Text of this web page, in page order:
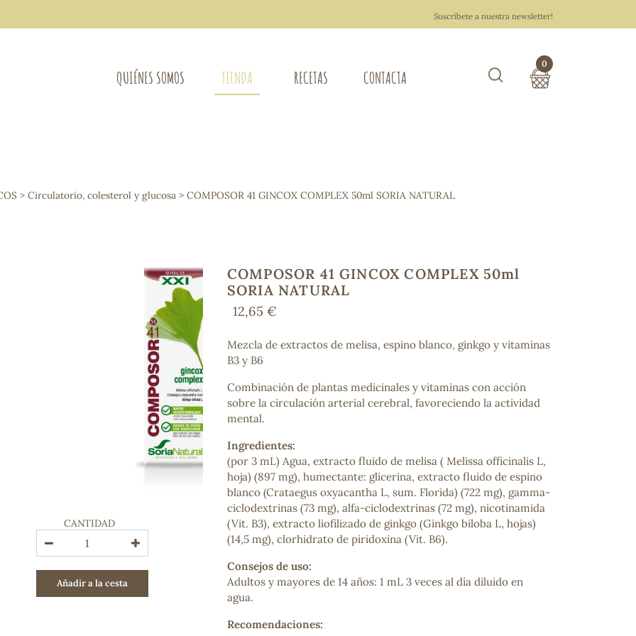
Suscríbete a nuestra newsletter!
QUIÉNES SOMOS TIENDA
Osteo-articular
Mujer
Bienestar emocional
Circulatorio, colesterol y glucosa
COSMÉTICA E HIGIENE PERSONAL
Cremas, lociones y aceites corporales
Hombre
Higiene personal
Labiales
RECETAS CONTACTA
0
> Circulatorio, colesterol y glucosa > COMPOSOR 41 GINCOX COMPLEX 50ml SORIA NATURAL
CANTIDAD
Añadir a la cesta
COMPOSOR 41 GINCOX COMPLEX 50ml
SORIA NATURAL
12,65 €
Mezcla de extractos de melisa, espino blanco, ginkgo y vitaminas
B3 y B6
Combinación de plantas medicinales y vitaminas con acción
sobre la circulación arterial cerebral, favoreciendo la actividad
mental.
Ingredientes:
(por 3 mL) Agua, extracto fluido de melisa ( Melissa officinalis L,
hoja) (897 mg), humectante: glicerina, extracto fluido de espino
blanco (Crataegus oxyacantha L, sum. Florida) (722 mg), gamma-
ciclodextrinas (73 mg), alfa-ciclodextrinas (72 mg), nicotinamida
(Vit. B3), extracto liofilizado de ginkgo (Ginkgo biloba L, hojas)
(14,5 mg), clorhidrato de piridoxina (Vit. B6).
Consejos de uso:
Adultos y mayores de 14 años: 1 mL 3 veces al día diluido en
agua.
Recomendaciones: